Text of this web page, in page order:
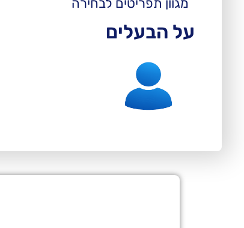
מגוון תפריטים לבחירה
על הבעלים